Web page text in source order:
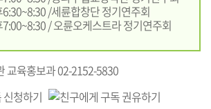
/세륜합창단 정기연주회
/ 오륜오케스트라 정기연주회
교육홍보과 02-2152-5830